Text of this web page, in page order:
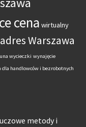
cena wirtualny
Warszawa
wycieczki wynajęcie
handlowców i bezrobotnych
metody i